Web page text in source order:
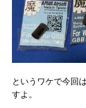
というワケで今回
すよ。